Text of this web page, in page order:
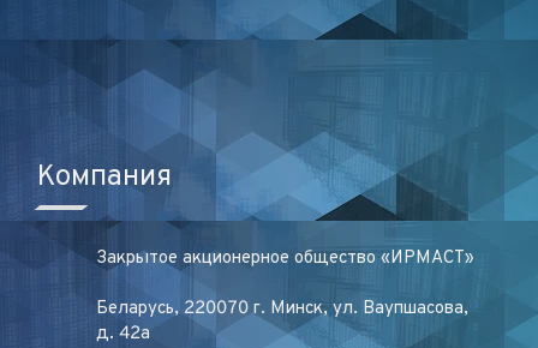
Компания
Закрытое акционерное общество «ИРМАСТ»
Беларусь, 220070 г. Минск, ул. Ваупшасова,
д. 42а